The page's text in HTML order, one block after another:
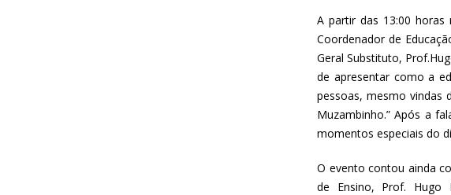
A partir das 13:00 horas
Coordenador de
Geral Substituto,
de apresentar como a
pessoas, mesmo vindas
Muzambinho.” Após a
momentos especiais do
O evento contou ainda
de Ensino, Prof.